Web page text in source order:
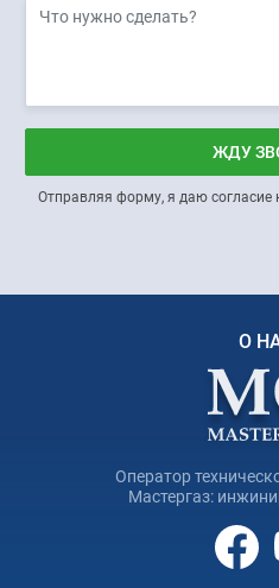
ЖДУ
Отправляя форму, я даю согласие
О
Оператор
Мастергаз: